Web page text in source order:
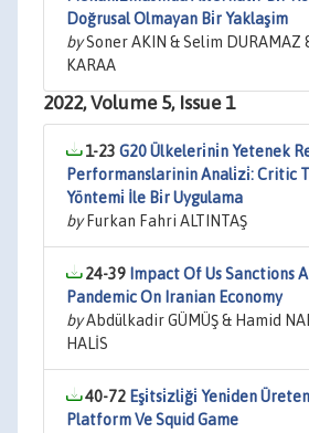
Doğrusal Olmayan Bi̇r Yaklaşim
bySoner AKIN & Selim DURAMAZ
KARAA
2022, Volume 5, Issue 1
1-23 G20 Ülkeleri̇ni̇n Yetenek
Performanslarinin Anali̇zi̇: Critic
Yöntemi̇ İle Bi̇r Uygulama
byFurkan Fahri ALTINTAŞ
24-39 Impact Of Us Sanctions
Pandemic On Iranian Economy
byAbdülkadir GÜMÜŞ & Hamid
HALİS
40-72 Eşi̇tsi̇zli̇ği̇ Yeni̇den
Platform Ve Squid Game